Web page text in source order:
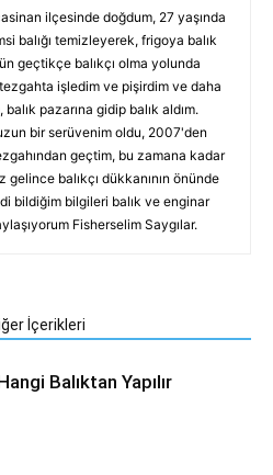
ilçesinde doğdum, 27 yaşında
balığı temizleyerek, frigoya balık
geçtikçe balıkçı olma yolunda
işledim ve pişirdim ve daha
pazarına gidip balık aldım.
bir serüvenim oldu, 2007'den
geçtim, bu zamana kadar
gelince balıkçı dükkanının önünde
bildiğim bilgileri balık ve enginar
Fisherselim Saygılar.
İçerikleri
Balıktan Yapılır